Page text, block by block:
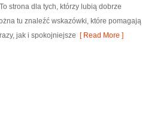
strona dla tych, którzy lubią dobrze
tu znaleźć wskazówki, które pomagają
jak i spokojniejsze [ Read More ]